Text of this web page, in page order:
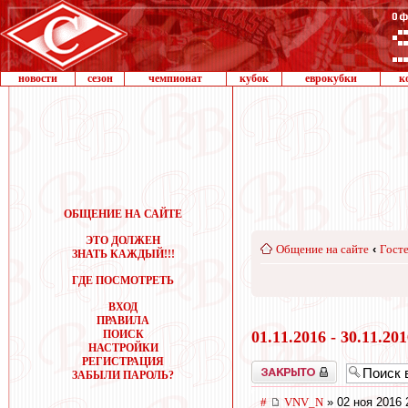
новости сезон чемпионат кубок еврокубки
ОБЩЕНИЕ НА САЙТЕ
ЭТО ДОЛЖЕН
ЗНАТЬ КАЖДЫЙ!!!
ГДЕ ПОСМОТРЕТЬ
ВХОД
ПРАВИЛА
ПОИСК
НАСТРОЙКИ
РЕГИСТРАЦИЯ
ЗАБЫЛИ ПАРОЛЬ?
Общение на сайте ‹
01.11.2016 -
Закрыто
# VNV_N » 02 ноя 2016